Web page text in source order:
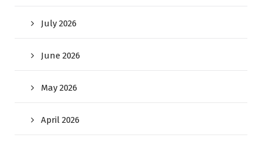
July 2026
June 2026
May 2026
April 2026